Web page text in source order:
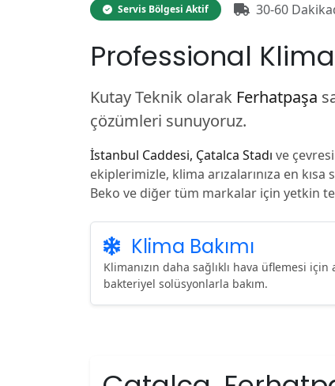
Servis Bölgesi Aktif 30-60
Professional
Kutay Teknik olarak Ferhatpaşa
çözümleri sunuyoruz.
İstanbul Caddesi, Çatalca Stadı ve
ekiplerimizle, klima arızalarınıza en
Beko ve diğer tüm markalar için yetkin
Klima Bakımı
Klimanızın daha sağlıklı hava üflemesi için
bakteriyel solüsyonlarla bakım.